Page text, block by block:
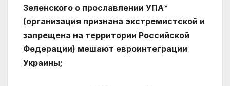
Зеленского о прославлении УПА*
(организация признана экстремистской и
запрещена на территории Российской
Федерации) мешают евроинтеграции
Украины;